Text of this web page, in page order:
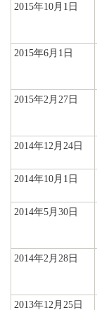
2015年10月1日
2015年6月1日
2015年2月27日
2014年12月24日
2014年10月1日
2014年5月30日
2014年2月28日
2013年12月25日